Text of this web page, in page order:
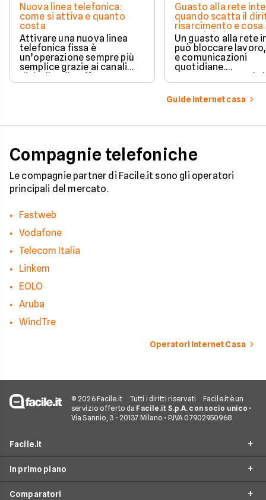
Nuova linea telefonica:
come si attiva e quanto
costa
Attivare una nuova linea
telefonica fissa è
un’operazione sempre più
semplice grazie ai canali
digitali e alle offerte
integrate con internet casa.
Guasto alla rete
quando scatta il
risarcimento e cosa
prevede la legge
Un guasto alla rete
può bloccare
e comunicazioni
quotidiane.
Fortunatamente, la
prevede strumenti
per ottenere un
risarcimento in
Guide internet casa
Compagnie telefoniche
Le compagnie partner di Facile.it sono gli operatori
principali del mercato.
Fastweb
Vodafone
Telecom Italia
Linkem
EOLO
Aruba
WindTre
Operatori Internet Casa
© 2026 Facile.it Tutti i diritti riservati
Facile.it è un
servizio offerto da Facile.it S.p.A. con socio unico •
Via Sannio, 3 - 20137 Milano • P.IVA 07902950968
Facile.it
Assicurazioni
Prestiti
In primo piano
Comparatori